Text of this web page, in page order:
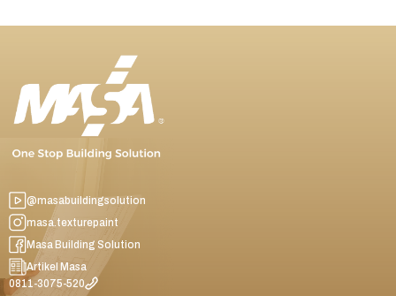
@masabuildingsolution
masa.texturepaint
Masa Building Solution
Artikel Masa
0811-3075-520